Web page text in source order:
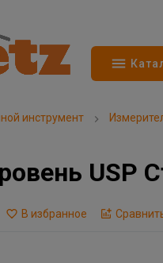
инструмент
USP
В избранное